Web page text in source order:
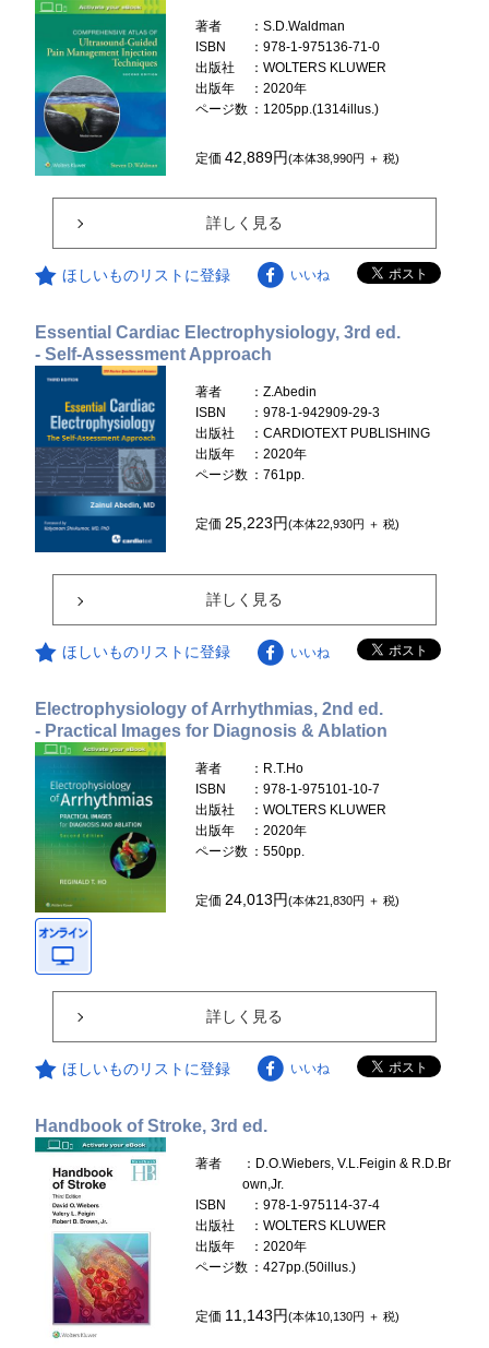
著者
：S.D.Waldman
ISBN
：978-1-975136-71-0
出版社
：WOLTERS KLUWER
出版年
：2020年
ページ数 ：1205pp.(1314illus.)
定価42,889円(本体38,990円 ＋ 税)
詳しく見る
ほしいものリストに登録 いいね
Essential Cardiac Electrophysiology, 3rd ed.
- Self-Assessment Approach
著者
：Z.Abedin
ISBN
：978-1-942909-29-3
出版社
：CARDIOTEXT PUBLISHING
出版年
：2020年
ページ数 ：761pp.
定価 25,223円(本体22,930円 ＋ 税)
詳しく見る
ほしいものリストに登録 いいね
Electrophysiology of Arrhythmias, 2nd ed.
- Practical Images for Diagnosis & Ablation
著者
：R.T.Ho
ISBN
：978-1-975101-10-7
出版社
：WOLTERS KLUWER
出版年
：2020年
ページ数 ：550pp.
定価24,013円(本体21,830円 ＋ 税)
詳しく見る
ほしいものリストに登録 いいね
Handbook of Stroke, 3rd ed.
著者
：D.O.Wiebers, V.L.Feigin & R.D.Br
own,Jr.
ISBN
：978-1-975114-37-4
出版社
：WOLTERS KLUWER
出版年
：2020年
ページ数 ：427pp.(50illus.)
定価 11,143円(本体10,130円 ＋ 税)